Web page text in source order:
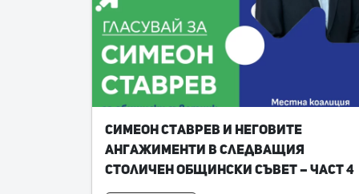
Симеон Ставрев и неговите
ангажименти в следващия
Столичен общински съвет – част 4